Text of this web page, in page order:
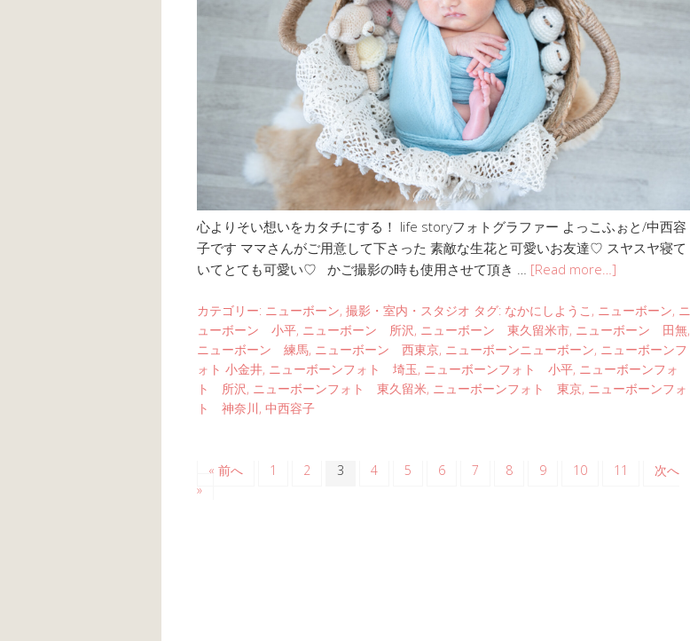
心よりそい想いをカタチにする！ life storyフォトグラファー よっこふぉと/中西容
子です ママさんがご用意して下さった 素敵な生花と可愛いお友達♡ スヤスヤ寝て
いてとても可愛い♡ かご撮影の時も使用させて頂き … [Read more…]
カテゴリー: ニューボーン, 撮影・室内・スタジオ タグ: なかにしようこ , ニューボーン, ニ
ューボーン 小平, ニューボーン 所沢, ニューボーン 東久留米市, ニューボーン 田無,
ニューボーン 練馬, ニューボーン 西東京, ニューボーンニューボーン, ニューボーンフ
ォト 小金井, ニューボーンフォト 埼玉, ニューボーンフォト 小平, ニューボーンフォ
ト 所沢, ニューボーンフォト 東久留米, ニューボーンフォト 東京, ニューボーンフォ
ト 神奈川, 中西容子
« 前へ 1 2 3 4 5 6 7 8 9 10 11
次へ
»